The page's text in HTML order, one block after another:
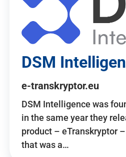
DSM
e-transkryptor.eu
DSM Intelligence was
in the same year they
product – eTranskryptor
that was a…